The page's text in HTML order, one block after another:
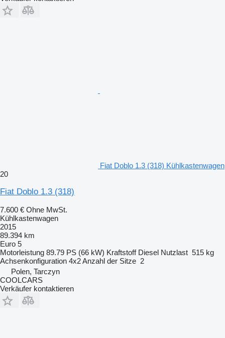
Fiat Doblo 1.3 (318) Kühlkastenwagen
20
Fiat Doblo 1.3 (318)
7.600 € Ohne MwSt.
Kühlkastenwagen
2015
89.394 km
Euro 5
Motorleistung 89.79 PS (66 kW) Kraftstoff Diesel Nutzlast 515 kg
Achsenkonfiguration 4x2Anzahl der Sitze 2
Polen, Tarczyn
COOLCARS
Verkäufer kontaktieren